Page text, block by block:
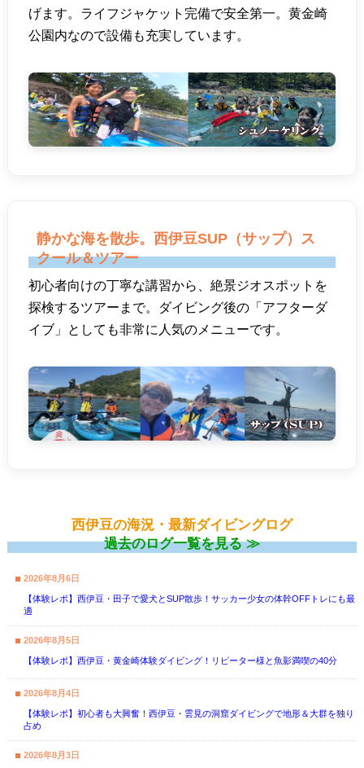
げます。ライフジャケット完備で安全第一。黄金崎
公園内なので設備も充実しています。
静かな海を散歩。西伊豆SUP（サップ）ス
クール＆ツアー
初心者向けの丁寧な講習から、絶景ジオスポットを
探検するツアーまで。ダイビング後の「アフターダ
イブ」としても非常に人気のメニューです。
西伊豆の海況・最新ダイビングログ
過去のログ一覧を見る ≫
2026年8月6日
【体験レポ】西伊豆・田子で愛犬とSUP散歩！サッカー少女の体幹OFFトレにも最
適
2026年8月5日
【体験レポ】西伊豆・黄金崎体験ダイビング！リピーター様と魚影満喫の40分
2026年8月4日
【体験レポ】初心者も大興奮！西伊豆・雲見の洞窟ダイビングで地形＆大群を独り
占め
2026年8月3日